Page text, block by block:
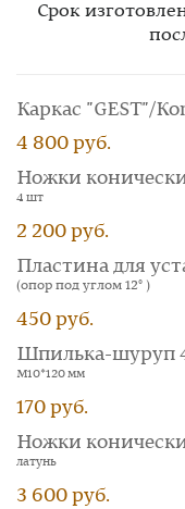
Срок
Каркас "GEST"/
4 800 руб.
Ножки
4 шт
2 200 руб.
Пластина для
(опор под углом 12° )
450 руб.
Шпилька-шуруп
М10*120 мм
170 руб.
Ножки
латунь
3 600 руб.